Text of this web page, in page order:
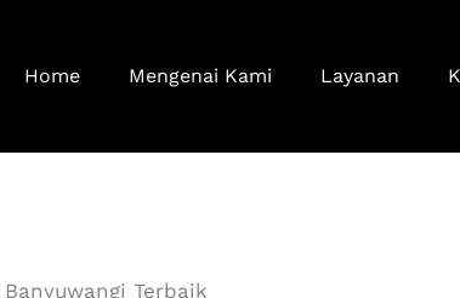
Home Mengenai Kami Layanan
Terbaik